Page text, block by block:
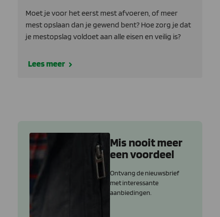
Moet je voor het eerst mest afvoeren, of meer
mest opslaan dan je gewend bent? Hoe zorg je dat
je mestopslag voldoet aan alle eisen en veilig is?
Lees meer
Mis nooit meer
een voordeel
Ontvang de nieuwsbrief
met interessante
aanbiedingen.